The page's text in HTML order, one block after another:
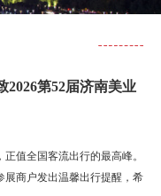
2026第52届济南美业
值全国客流出行的最高峰。
展商户发出温馨出行提醒，希